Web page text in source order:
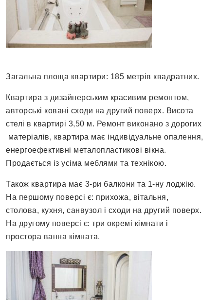
Загальна площа квартири: 185 метрів квадратних.
Квартира з дизайнерським красивим ремонтом,
авторські ковані сходи на другий поверх. Висота
стелі в квартирі 3,50 м. Ремонт виконано з дорогих
матеріалів, квартира має індивідуальне опалення,
енергоефективні металопластикові вікна.
Продається із усіма меблями та технікою.
Також квартира має 3-ри балкони та 1-ну лоджію.
На першому поверсі є: прихожа, вітальня,
столова, кухня, санвузол і сходи на другий поверх.
На другому поверсі є: три окремі кімнати і
простора ванна кімната.